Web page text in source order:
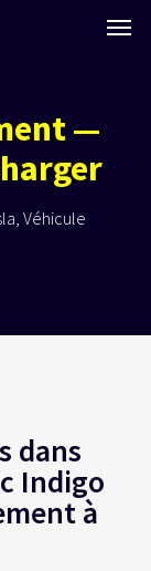
Menu
—
, Véhicule
dans
Indigo
à